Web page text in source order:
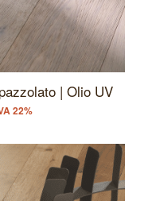
| Olio UV
22%